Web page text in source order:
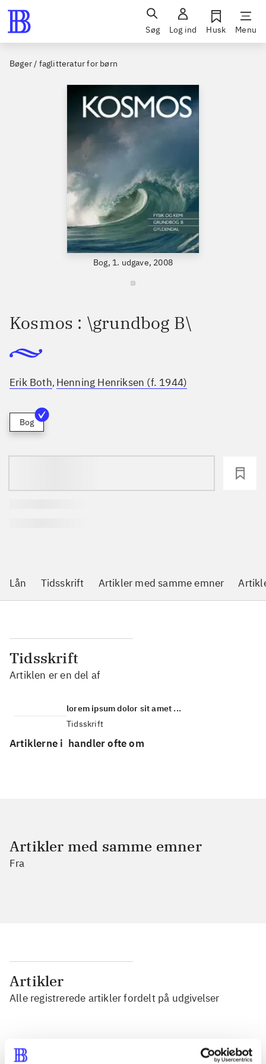
Søg Log ind Husk Menu
Bøger / faglitteratur for børn
Bog, 1. udgave, 2008
Kosmos : \grundbog B\
Erik Both, Henning Henriksen (f. 1944)
Bog
Lån Tidsskrift Artikler med samme emner
Tidsskrift
Artiklen er en del af
lorem ipsum dolor sit amet ...
Tidsskrift
Artiklerne i handler ofte om
Artikler med samme emner
Fra
Artikler
Alle registrerede artikler fordelt på udgivelser